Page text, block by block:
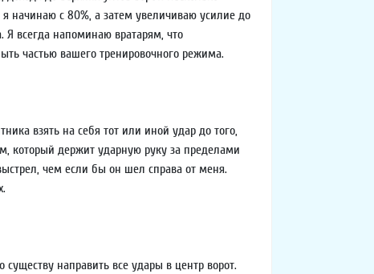
начинаю с 80%, а затем увеличиваю усилие до
Я всегда напоминаю вратарям, что
частью вашего тренировочного режима.
взять на себя тот или иной удар до того,
который держит ударную руку за пределами
чем если бы он шел справа от меня.
направить все удары в центр ворот.